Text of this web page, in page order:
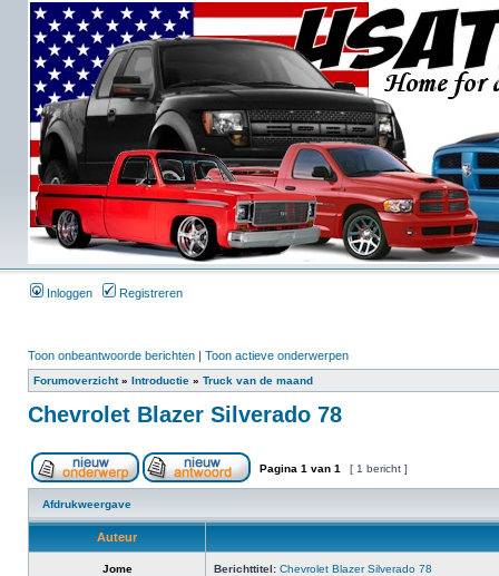
Inloggen Registreren
Toon onbeantwoorde berichten | Toon actieve onderwerpen
Forumoverzicht» Introductie » Truck van de maand
Chevrolet Blazer Silverado 78
Pagina 1 van 1 [ 1 bericht ]
Afdrukweergave
Auteur
Jome Berichttitel: Chevrolet Blazer Silverado 78